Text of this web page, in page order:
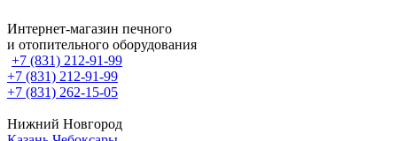
Интернет-магазин печного
и отопительного оборудования
+7 (831) 212-91-99
+7 (831) 212-91-99
+7 (831) 262-15-05
Нижний Новгород